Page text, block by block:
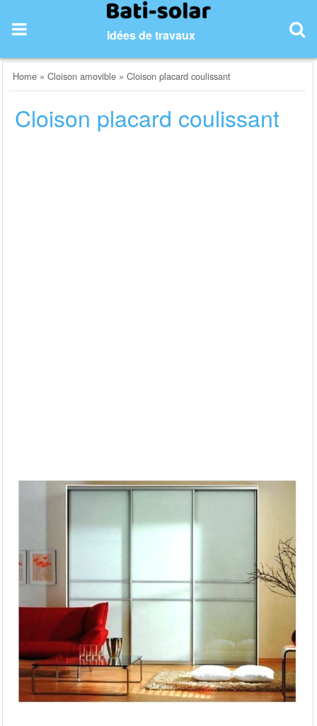
content
Idées de travaux
Home »Cloison amovible »Cloison placard coulissant
Cloison placard coulissant